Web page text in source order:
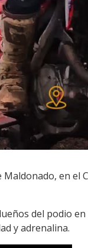
en
del podio
y adrenalina.